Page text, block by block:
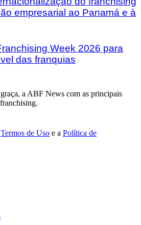
empresarial ao Panamá e à
Week 2026 para
das franquias
a ABF News com as principais
Termos de Uso e a Política de